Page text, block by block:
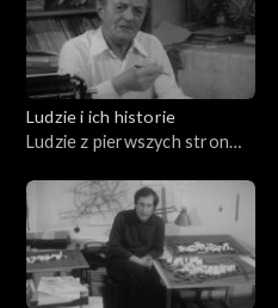
Ludzie i ich historie
Ludzie z pierwszych stron